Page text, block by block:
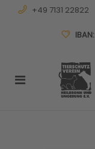
+49 7131 22822
IBAN: